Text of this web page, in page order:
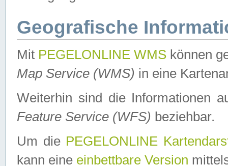
Geografische
Mit PEGELONLINE WMS können
Map Service (WMS) in eine
Weiterhin sind die Informationen
Feature Service (WFS) beziehbar.
Um die PEGELONLINE
kann eine einbettbare Version